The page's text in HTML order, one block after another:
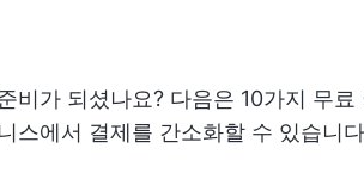
비가 되셨나요? 다음은 10가지 무료
스에서 결제를 간소화할 수 있습니